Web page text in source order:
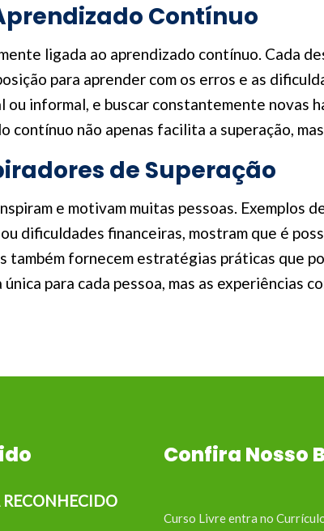
Contínuo
ligada ao aprendizado contínuo. Cada
para aprender com os erros e as
ou informal, e buscar constantemente novas
contínuo não apenas facilita a superação,
de Superação
e motivam muitas pessoas. Exemplos
dificuldades financeiras, mostram que é
também fornecem estratégias práticas que
única para cada pessoa, mas as experiências
Confira Nosso
Curso Livre entra no